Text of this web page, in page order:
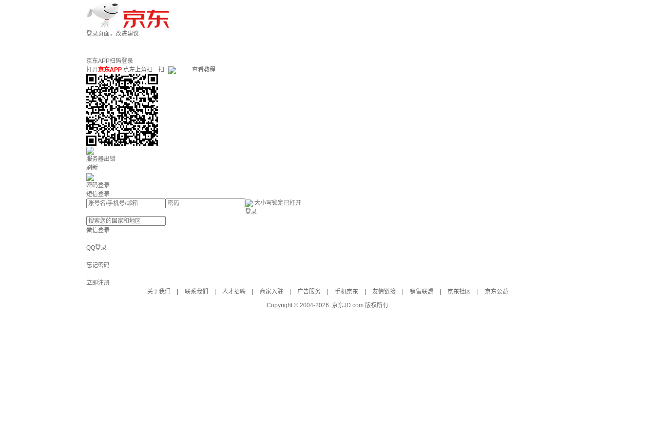
登录页面，改进建议
京东APP扫码登录
打开京东APP 点左上角扫一扫 查看教程
服务器出错
刷新
密码登录
短信登录
大小写锁定已打开
登录
微信登录
QQ登录
忘记密码
立即注册
关于我们
联系我们 人才招聘 商家入驻 广告服务 手机京东 友情链接 销售联盟 京东社区
京东公益
Copyright © 2004-2026 京东JD.com 版权所有